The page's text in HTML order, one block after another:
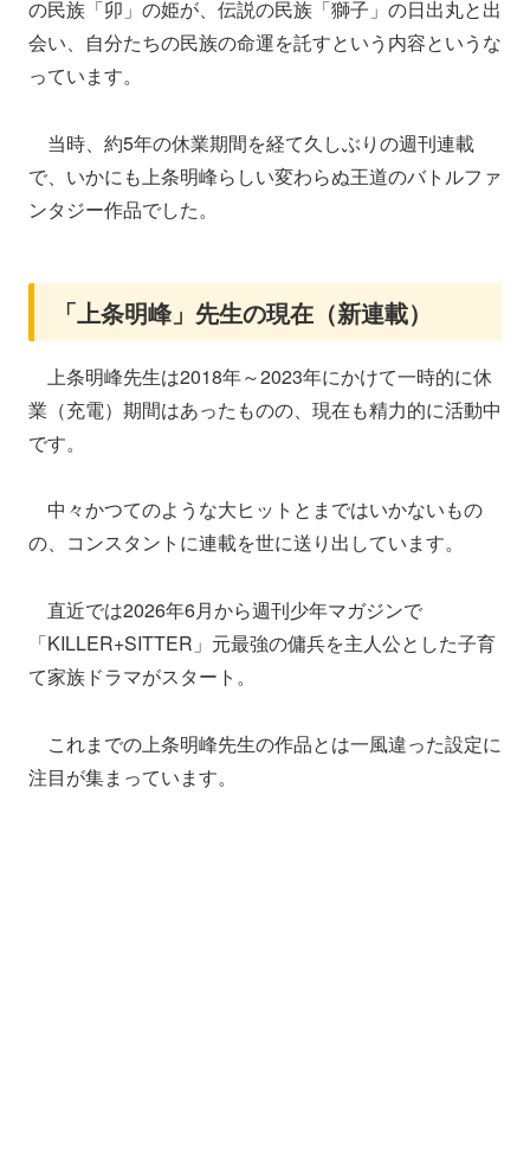
の民族「卯」の姫が、伝説の民族「獅子」の日出丸と出
会い、自分たちの民族の命運を託すという内容というな
っています。
当時、約5年の休業期間を経て久しぶりの週刊連載
で、いかにも上条明峰らしい変わらぬ王道のバトルファ
ンタジー作品でした。
「上条明峰」先生の現在（新連載）
上条明峰先生は2018年～2023年にかけて一時的に休
業（充電）期間はあったものの、現在も精力的に活動中
です。
中々かつてのような大ヒットとまではいかないもの
の、コンスタントに連載を世に送り出しています。
直近では2026年6月から週刊少年マガジンで
「KILLER+SITTER」元最強の傭兵を主人公とした子育
て家族ドラマがスタート。
これまでの上条明峰先生の作品とは一風違った設定に
注目が集まっています。